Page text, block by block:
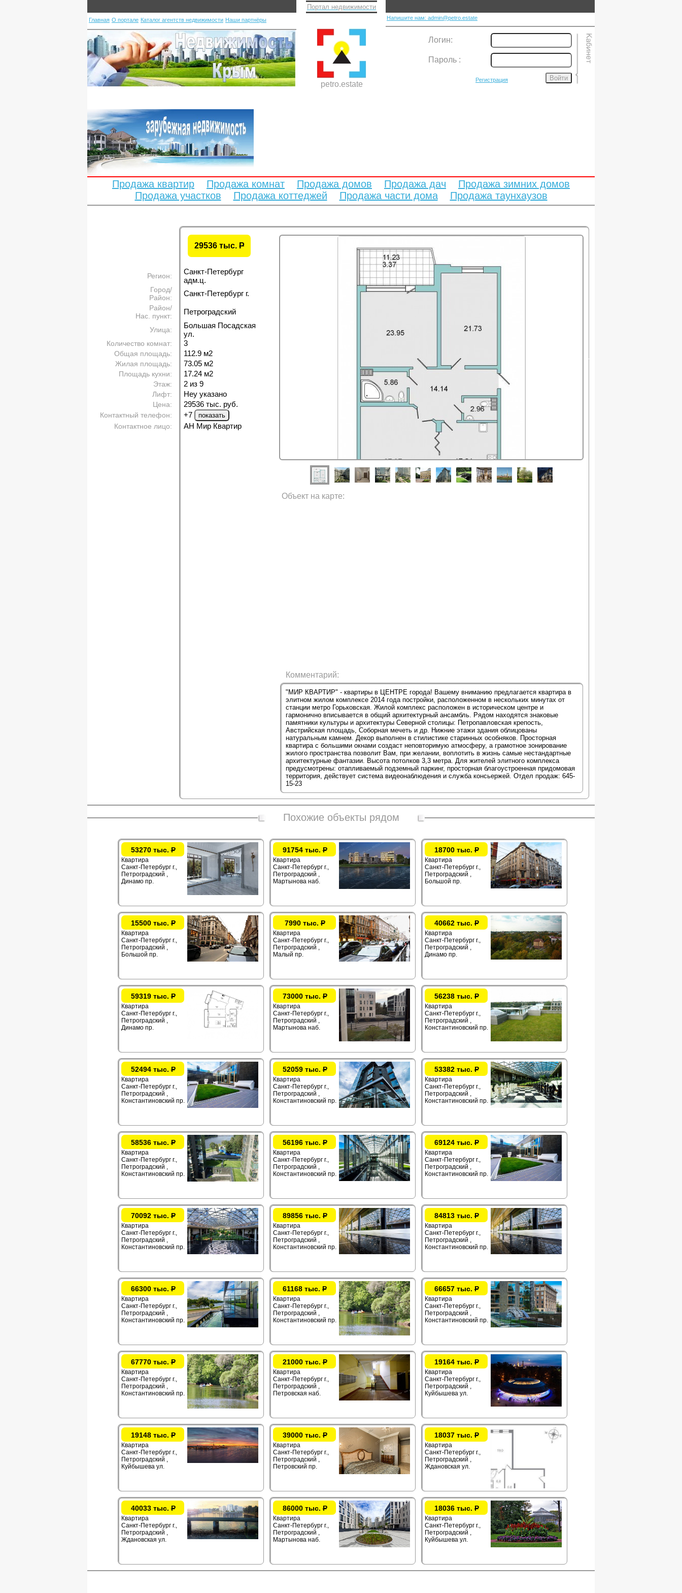
Главная О портале Каталог агентств недвижимости Наши партнёры
Портал недвижимости
petro.estate
Напишите нам: admin@petro.estate
Логин:
Пароль :
Регистрация Войти
Продажа квартир Продажа комнат Продажа домов Продажа дач
Продажа зимних домов
Продажа участков
Продажа коттеджей Продажа части дома Продажа таунхаузов
29536 тыс. P
Регион:
Санкт-Петербург
адм.ц.
Город/
Район:
Санкт-Петербург г.
Район/
Нас. пункт:
Петроградский
Улица:
Большая Посадская
ул.
Количество комнат: 3
Общая площадь: 112.9 м2
Жилая площадь: 73.05 м2
Площадь кухни: 17.24 м2
Этаж: 2 из 9
Лифт: Неу указано
Цена: 29536 тыс. руб.
Контактный телефон: +7
Контактное лицо: АН Мир Квартир
Объект на карте:
"МИР КВАРТИР" - квартиры в ЦЕНТРЕ города! Вашему вниманию предлагается квартира в
элитном жилом комплексе 2014 года постройки, расположенном в нескольких минутах от
станции метро Горьковская. Жилой комплекс расположен в историческом центре и
гармонично вписывается в общий архитектурный ансамбль. Рядом находятся знаковые
памятники культуры и архитектуры Северной столицы: Петропавловская крепость,
Австрийская площадь, Соборная мечеть и др. Нижние этажи здания облицованы
натуральным камнем. Декор выполнен в стилистике старинных особняков. Просторная
квартира с большими окнами создаст неповторимую атмосферу, а грамотное зонирование
жилого пространства позволит Вам, при желании, воплотить в жизнь самые нестандартные
архитектурные фантазии. Высота потолков 3,3 метра. Для жителей элитного комплекса
предусмотрены: отапливаемый подземный паркинг, просторная благоустроенная придомовая
территория, действует система видеонаблюдения и служба консьержей. Отдел продаж: 645-
15-23
Комментарий:
Похожие объекты рядом
53270 тыс.Р
Квартира
Санкт-Петербург г.,
Петроградский ,
Динамо пр.
91754 тыс.Р
Квартира
Санкт-Петербург г.,
Петроградский ,
Мартынова наб.
18700 тыс.Р
Квартира
Санкт-Петербург г.,
Петроградский ,
Большой пр.
15500 тыс.Р
Квартира
Санкт-Петербург г.,
Петроградский ,
Большой пр.
7990 тыс.Р
Квартира
Санкт-Петербург г.,
Петроградский ,
Малый пр.
40662 тыс.Р
Квартира
Санкт-Петербург г.,
Петроградский ,
Динамо пр.
59319 тыс.Р
Квартира
Санкт-Петербург г.,
Петроградский ,
Динамо пр.
73000 тыс.Р
Квартира
Санкт-Петербург г.,
Петроградский ,
Мартынова наб.
56238 тыс.Р
Квартира
Санкт-Петербург г.,
Петроградский ,
Константиновский пр.
52494 тыс.Р
Квартира
Санкт-Петербург г.,
Петроградский ,
Константиновский пр.
52059 тыс.Р
Квартира
Санкт-Петербург г.,
Петроградский ,
Константиновский пр.
53382 тыс.Р
Квартира
Санкт-Петербург г.,
Петроградский ,
Константиновский пр.
58536 тыс.Р
Квартира
Санкт-Петербург г.,
Петроградский ,
Константиновский пр.
56196 тыс.Р
Квартира
Санкт-Петербург г.,
Петроградский ,
Константиновский пр.
69124 тыс.Р
Квартира
Санкт-Петербург г.,
Петроградский ,
Константиновский пр.
70092 тыс.Р
Квартира
Санкт-Петербург г.,
Петроградский ,
Константиновский пр.
89856 тыс.Р
Квартира
Санкт-Петербург г.,
Петроградский ,
Константиновский пр.
84813 тыс.Р
Квартира
Санкт-Петербург г.,
Петроградский ,
Константиновский пр.
66300 тыс.Р
Квартира
Санкт-Петербург г.,
Петроградский ,
Константиновский пр.
61168 тыс. Р
Квартира
Санкт-Петербург г.,
Петроградский ,
Константиновский пр.
66657 тыс.Р
Квартира
Санкт-Петербург г.,
Петроградский ,
Константиновский пр.
67770 тыс.Р
Квартира
Санкт-Петербург г.,
Петроградский ,
Константиновский пр.
21000 тыс.Р
Квартира
Санкт-Петербург г.,
Петроградский ,
Петровская наб.
19164 тыс.Р
Квартира
Санкт-Петербург г.,
Петроградский ,
Куйбышева ул.
19148 тыс.Р
Квартира
Санкт-Петербург г.,
Петроградский ,
Куйбышева ул.
39000 тыс.Р
Квартира
Санкт-Петербург г.,
Петроградский ,
Петровский пр.
18037 тыс.Р
Квартира
Санкт-Петербург г.,
Петроградский ,
Ждановская ул.
40033 тыс.Р
Квартира
Санкт-Петербург г.,
Петроградский ,
Ждановская ул.
86000 тыс.Р
Квартира
Санкт-Петербург г.,
Петроградский ,
Мартынова наб.
18036 тыс.Р
Квартира
Санкт-Петербург г.,
Петроградский ,
Куйбышева ул.